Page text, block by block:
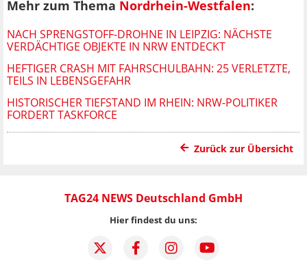
Mehr zum Thema Nordrhein-Westfalen:
NACH SPRENGSTOFF-DROHNE IN LEIPZIG: NÄCHSTE
VERDÄCHTIGE OBJEKTE IN NRW ENTDECKT
HEFTIGER CRASH MIT FAHRSCHULBAHN: 25 VERLETZTE,
TEILS IN LEBENSGEFAHR
HISTORISCHER TIEFSTAND IM RHEIN: NRW-POLITIKER
FORDERT TASKFORCE
Zurück zur Übersicht
TAG24 NEWS Deutschland GmbH
Hier findest du uns: